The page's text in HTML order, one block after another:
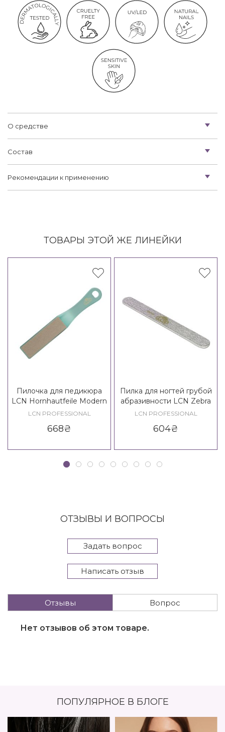
О средстве
Состав
Рекомендации к применению
ТОВАРЫ ЭТОЙ ЖЕ ЛИНЕЙКИ
Пилочка для педикюра
LCN Hornhautfeile Modern
Line 80/120
LCN PROFESSIONAL
668₴
Пилка для ногтей грубой
абразивности LCN Zebra
Profifeile Grob 100/100, 6
LCN PROFESSIONAL
604₴
ОТЗЫВЫ И ВОПРОСЫ
Задать вопрос
Написать отзыв
Отзывы Вопрос
Нет отзывов об этом товаре.
ПОПУЛЯРНОЕ В БЛОГЕ